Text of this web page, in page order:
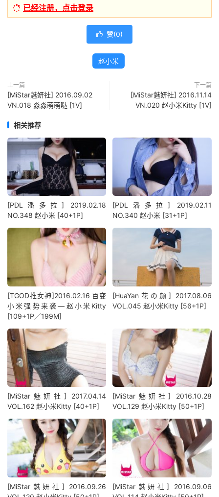
已经注册，点击登录
 赞(0)
赵小米
上一篇
[MiStar魅妍社] 2016.09.02
VN.018 淼淼萌萌哒 [1V]
下一篇
[MiStar魅妍社] 2016.11.14
VN.020 赵小米Kitty [1V]
相关推荐
[PDL潘多拉] 2019.02.18
NO.348 赵小米 [40+1P]
[PDL潘多拉] 2019.02.11
NO.340 赵小米 [31+1P]
[TGOD推女神]2016.02.16 百变
小米强势来袭—赵小米Kitty
[109+1P／199M]
[HuaYan花の颜] 2017.08.06
VOL.045 赵小米Kitty [56+1P]
[MiStar魅妍社] 2017.04.14
VOL.162 赵小米Kitty [40+1P]
[MiStar魅妍社] 2016.10.28
VOL.129 赵小米Kitty [50+1P]
[MiStar魅妍社] 2016.09.26
[MiStar魅妍社] 2016.09.06